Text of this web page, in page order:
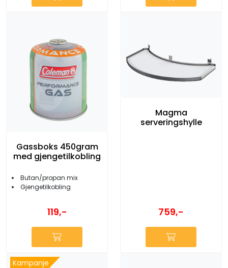
Gassboks 450gram
med gjengetilkobling
Butan/propan mix
Gjengetilkobling
119,-
Magma
serveringshylle
759,-
Kampanje